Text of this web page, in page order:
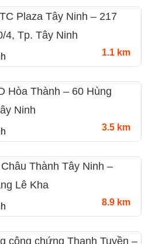
Plaza Tây Ninh – 217
4, Tp. Tây Ninh
1.1 km
Hòa Thành – 60 Hùng
Ninh
3.5 km
Thành Tây Ninh –
Lê Kha
8.9 km
công chứng Thanh Tuyền –